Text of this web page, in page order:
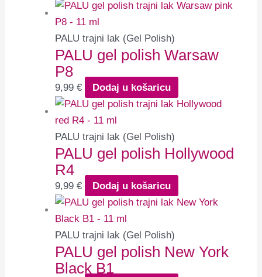
PALU trajni lak (Gel Polish)
PALU gel polish Warsaw
P8
9,99€ Dodaj u košaricu
PALU trajni lak (Gel Polish)
PALU gel polish Hollywood
R4
9,99€ Dodaj u košaricu
PALU trajni lak (Gel Polish)
PALU gel polish New York
Black B1